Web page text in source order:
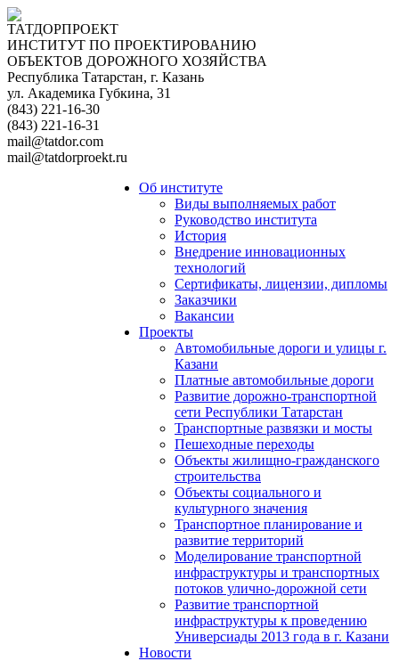
ТАТДОРПРОЕКТ
ИНСТИТУТ ПО ПРОЕКТИРОВАНИЮ
ОБЪЕКТОВ ДОРОЖНОГО ХОЗЯЙСТВА
Республика Татарстан, г. Казань
ул. Академика Губкина, 31
(843) 221-16-30
(843) 221-16-31
mail@tatdor.com
mail@tatdorproekt.ru
Об институте
Виды выполняемых работ
Руководство института
История
Внедрение инновационных
технологий
Сертификаты, лицензии, дипломы
Заказчики
Вакансии
Проекты
Автомобильные дороги и улицы г.
Казани
Платные автомобильные дороги
Развитие дорожно-транспортной
сети Республики Татарстан
Транспортные развязки и мосты
Пешеходные переходы
Объекты жилищно-гражданского
строительства
Объекты социального и
культурного значения
Транспортное планирование и
развитие территорий
Моделирование транспортной
инфраструктуры и транспортных
потоков улично-дорожной сети
Развитие транспортной
инфраструктуры к проведению
Универсиады 2013 года в г. Казани
Новости